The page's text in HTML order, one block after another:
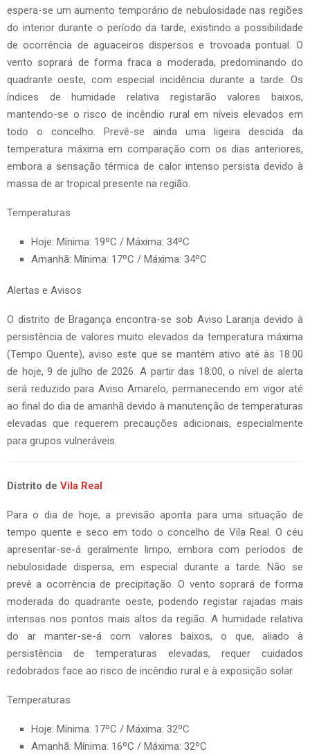
espera-se um aumento temporário de nebulosidade nas regiões
do interior durante o período da tarde, existindo a possibilidade
de ocorrência de aguaceiros dispersos e trovoada pontual. O
vento soprará de forma fraca a moderada, predominando do
quadrante oeste, com especial incidência durante a tarde. Os
índices de humidade relativa registarão valores baixos,
mantendo-se o risco de incêndio rural em níveis elevados em
todo o concelho. Prevê-se ainda uma ligeira descida da
temperatura máxima em comparação com os dias anteriores,
embora a sensação térmica de calor intenso persista devido à
massa de ar tropical presente na região.
Temperaturas
Hoje: Mínima: 19ºC / Máxima: 34ºC
Amanhã: Mínima: 17ºC / Máxima: 34ºC
Alertas e Avisos
O distrito de Bragança encontra-se sob Aviso Laranja devido à
persistência de valores muito elevados da temperatura máxima
(Tempo Quente), aviso este que se mantém ativo até às 18:00
de hoje, 9 de julho de 2026. A partir das 18:00, o nível de alerta
será reduzido para Aviso Amarelo, permanecendo em vigor até
ao final do dia de amanhã devido à manutenção de temperaturas
elevadas que requerem precauções adicionais, especialmente
para grupos vulneráveis.
Distrito de Vila Real
Para o dia de hoje, a previsão aponta para uma situação de
tempo quente e seco em todo o concelho de Vila Real. O céu
apresentar-se-á geralmente limpo, embora com períodos de
nebulosidade dispersa, em especial durante a tarde. Não se
prevê a ocorrência de precipitação. O vento soprará de forma
moderada do quadrante oeste, podendo registar rajadas mais
intensas nos pontos mais altos da região. A humidade relativa
do ar manter-se-á com valores baixos, o que, aliado à
persistência de temperaturas elevadas, requer cuidados
redobrados face ao risco de incêndio rural e à exposição solar.
Temperaturas
Hoje: Mínima: 17ºC / Máxima: 32ºC
Amanhã: Mínima: 16ºC / Máxima: 32ºC